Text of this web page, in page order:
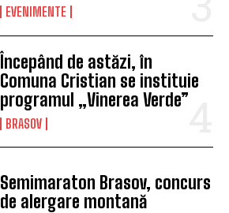
EVENIMENTE
Începând de astăzi, în
Comuna Cristian se instituie
programul „Vinerea Verde”
BRASOV
Semimaraton Brasov, concurs
de alergare montană